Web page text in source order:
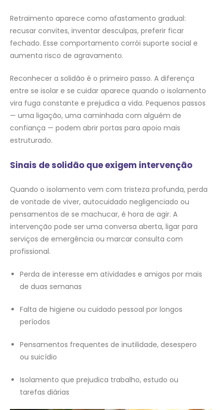
Retraimento aparece como afastamento gradual:
recusar convites, inventar desculpas, preferir ficar
fechado. Esse comportamento corrói suporte social e
aumenta risco de agravamento.
Reconhecer a solidão é o primeiro passo. A diferença
entre se isolar e se cuidar aparece quando o isolamento
vira fuga constante e prejudica a vida. Pequenos passos
— uma ligação, uma caminhada com alguém de
confiança — podem abrir portas para apoio mais
estruturado.
Sinais de solidão que exigem intervenção
Quando o isolamento vem com tristeza profunda, perda
de vontade de viver, autocuidado negligenciado ou
pensamentos de se machucar, é hora de agir. A
intervenção pode ser uma conversa aberta, ligar para
serviços de emergência ou marcar consulta com
profissional.
Perda de interesse em atividades e amigos por mais
de duas semanas
Falta de higiene ou cuidado pessoal por longos
períodos
Pensamentos frequentes de inutilidade, desespero
ou suicídio
Isolamento que prejudica trabalho, estudo ou
tarefas diárias